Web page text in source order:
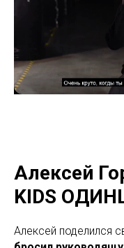
Алексей
KIDS
Алексей поделился